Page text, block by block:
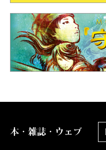
本・雑誌・ウェブ